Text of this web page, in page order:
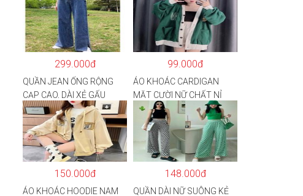
299.000đ
QUẦN JEAN ỐNG RỘNG
CẠP CAO, DÀI XẺ GẤU
PHONG CÁCH J6
99.000đ
ÁO KHOÁC CARDIGAN
MẶT CƯỜI NỮ CHẤT NỈ
COTTON
150.000đ
ÁO KHOÁC HOODIE NAM
148.000đ
QUẦN DÀI NỮ SUÔNG KẺ